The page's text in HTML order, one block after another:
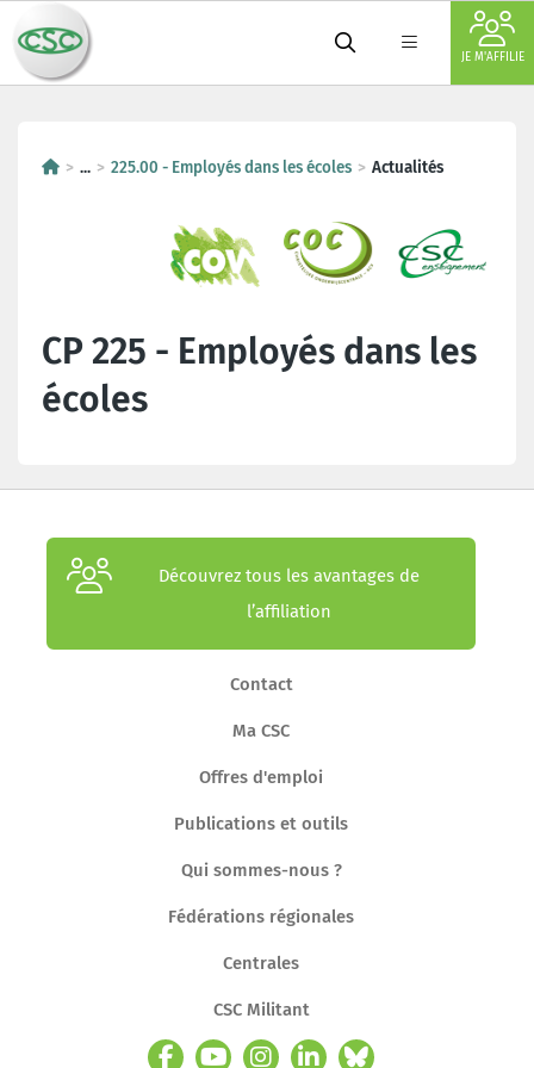
JE M'AFFILIE
... 225.00 - Employés dans les écoles Actualités
CP 225 - Employés dans les
écoles
Découvrez tous les avantages de
l’affiliation
Contact
Ma CSC
Offres d'emploi
Publications et outils
Qui sommes-nous ?
Fédérations régionales
Centrales
CSC Militant